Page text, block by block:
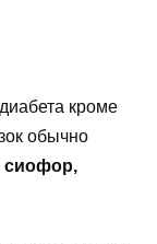
кроме
обычно
сиофор,